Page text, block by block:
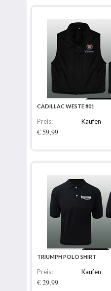
CADILLAC WESTE #01
Preis:
€ 59,99
Kaufen
TRIUMPH POLO SHIRT
Preis:
€ 29,99
Kaufen